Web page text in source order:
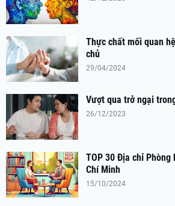
Thực chất mối quan
chủ
29/04/2024
Vượt qua trở ngại
26/12/2023
TOP 30 Địa chỉ Phòng
Chí Minh
15/10/2024